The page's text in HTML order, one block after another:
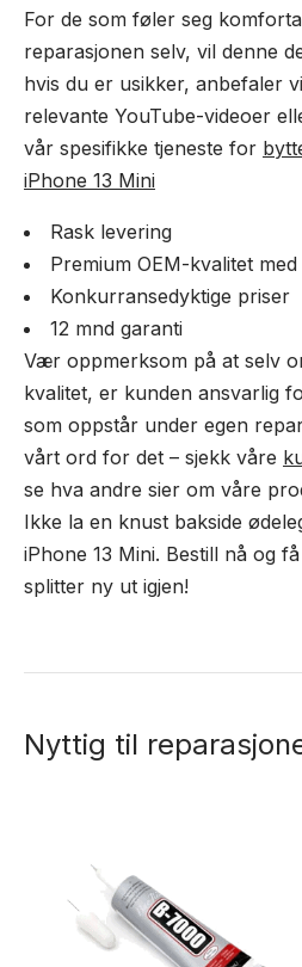
For de som føler seg
reparasjonen selv, vil denne
hvis du er usikker, anbefaler
relevante YouTube-videoer
vår spesifikke tjeneste for
iPhone 13 Mini
Rask levering
Premium OEM-kvalitet
Konkurransedyktige priser
12 mnd garanti
Vær oppmerksom på at selv
kvalitet, er kunden ansvarlig
som oppstår under egen
vårt ord for det – sjekk våre
se hva andre sier om våre
Ikke la en knust bakside
iPhone 13 Mini. Bestill nå og
splitter ny ut igjen!
Nyttig til